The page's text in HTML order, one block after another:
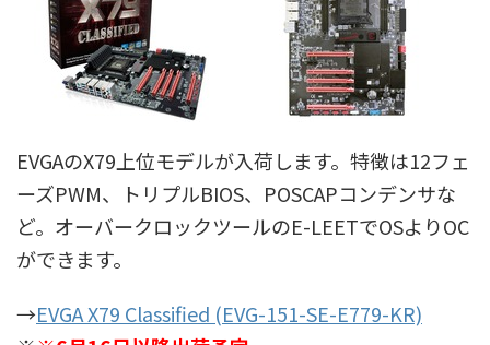
EVGAのX79上位モデルが入荷します。特徴は12フェ
ーズPWM、トリプルBIOS、POSCAPコンデンサな
ど。オーバークロックツールのE-LEETでOSよりOC
ができます。
→EVGA X79 Classified (EVG-151-SE-E779-KR)